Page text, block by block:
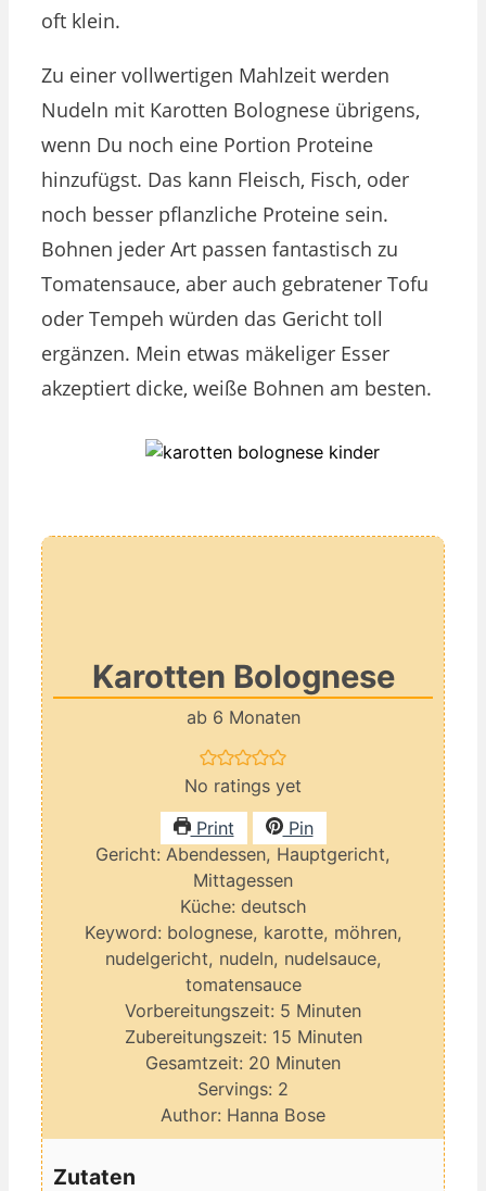
oft klein.
Zu einer vollwertigen Mahlzeit werden
Nudeln mit Karotten Bolognese übrigens,
wenn Du noch eine Portion Proteine
hinzufügst. Das kann Fleisch, Fisch, oder
noch besser pflanzliche Proteine sein.
Bohnen jeder Art passen fantastisch zu
Tomatensauce, aber auch gebratener Tofu
oder Tempeh würden das Gericht toll
ergänzen. Mein etwas mäkeliger Esser
akzeptiert dicke, weiße Bohnen am besten.
Karotten Bolognese
ab 6 Monaten
No ratings yet
Print
Pin
Gericht: Abendessen, Hauptgericht,
Mittagessen
Küche: deutsch
Keyword: bolognese, karotte, möhren,
nudelgericht, nudeln, nudelsauce,
tomatensauce
Vorbereitungszeit: 5 Minuten
Minuten
Zubereitungszeit: 15Minuten
Minuten
Gesamtzeit: 20 Minuten
Minuten
Servings: 2
Author: Hanna Bose
Zutaten